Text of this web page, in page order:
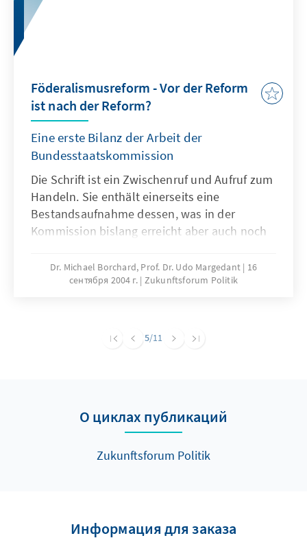
Föderalismusreform - Vor der Reform
ist nach der Reform?
Eine erste Bilanz der Arbeit der
Bundesstaatskommission
Die Schrift ist ein Zwischenruf und Aufruf zum
Handeln. Sie enthält einerseits eine
Bestandsaufnahme dessen, was in der
Kommission bislang erreicht aber auch noch
Schrift auch Impulse für den weiteren
Fortgang der Reformdiskussion geben. „Vor
Zusammenhänge der Föderalismusreform
Dr. Michael Borchard, Prof. Dr. Udo Margedant
16
сентября 2004 г. Zukunftsforum Politik
5/11
О циклах публикаций
Zukunftsforum Politik
Информация для заказа